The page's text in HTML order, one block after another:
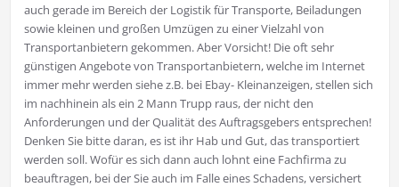
auch gerade im Bereich der Logistik für Transporte, Beiladungen
sowie kleinen und großen Umzügen zu einer Vielzahl von
Transportanbietern gekommen. Aber Vorsicht! Die oft sehr
günstigen Angebote von Transportanbietern, welche im Internet
immer mehr werden siehe z.B. bei Ebay- Kleinanzeigen, stellen sich
im nachhinein als ein 2 Mann Trupp raus, der nicht den
Anforderungen und der Qualität des Auftragsgebers entsprechen!
Denken Sie bitte daran, es ist ihr Hab und Gut, das transportiert
werden soll. Wofür es sich dann auch lohnt eine Fachfirma zu
beauftragen, bei der Sie auch im Falle eines Schadens, versichert